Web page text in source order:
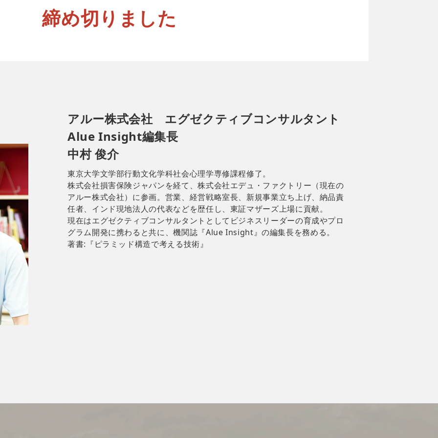
締め切りました
アルー株式会社 エグゼクティブコンサルタント
Alue Insight編集長
中村 俊介
東京大学文学部行動文化学科社会心理学専修課程修了。
株式会社損害保険ジャパンを経て、株式会社エデュ・ファクトリー（現在の
アルー株式会社）に参画。営業、経営戦略室長、新規事業立ち上げ、納品責
任者、インド現地法人の代表などを歴任し、東証マザーズ上場に貢献。
現在はエグゼクティブコンサルタントとしてビジネスリーダーの育成やプロ
グラム開発に携わると共に、機関誌『Alue Insight』の編集長を務める。
著書:『ピラミッド構造で考える技術』